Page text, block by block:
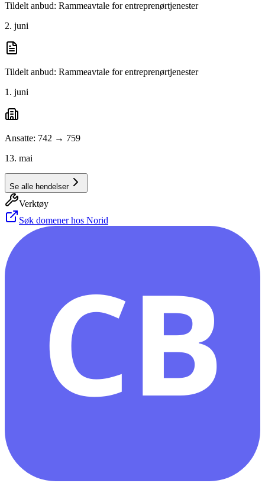
Tildelt anbud: Rammeavtale for entreprenørtjenester
2. juni
Tildelt anbud: Rammeavtale for entreprenørtjenester
1. juni
Ansatte: 742 → 759
13. mai
Se alle hendelser
Verktøy
Søk domener hos Norid
CB